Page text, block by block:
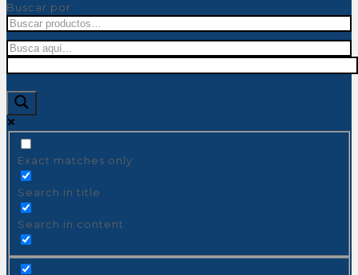
Buscar por:
Exact matches only
Search in title
Search in content